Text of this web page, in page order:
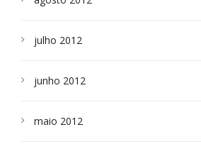
julho 2012
junho 2012
maio 2012